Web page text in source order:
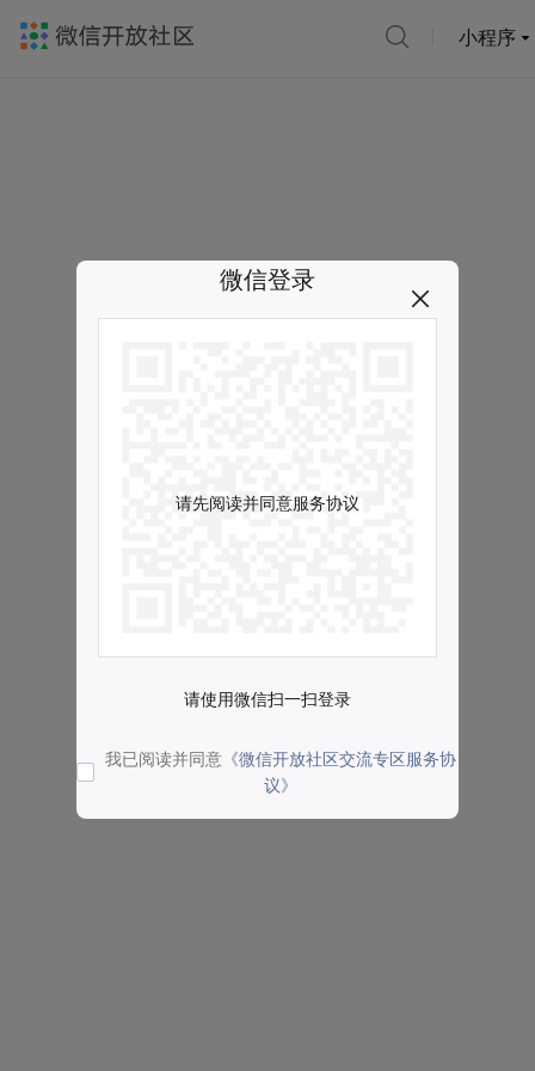
小程序
微信登录
请先阅读并同意服务协议
请使用微信扫一扫登录
我已阅读并同意 《微信开放社区交流专区服务协
议》